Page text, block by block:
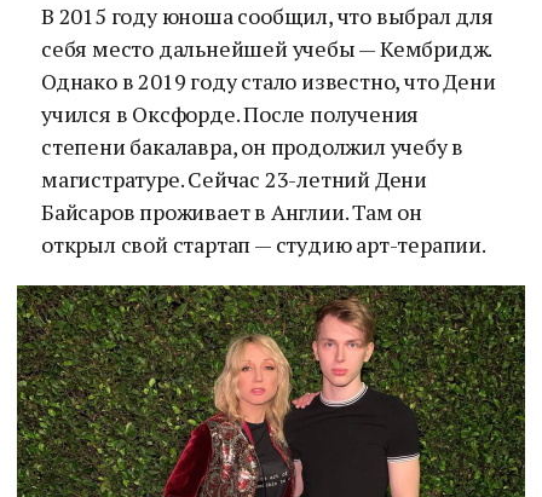
В 2015 году юноша сообщил, что выбрал для
себя место дальнейшей учебы — Кембридж.
Однако в 2019 году стало известно, что Дени
учился в Оксфорде. После получения
степени бакалавра, он продолжил учебу в
магистратуре. Сейчас 23-летний Дени
Байсаров проживает в Англии. Там он
открыл свой стартап — студию арт-терапии.